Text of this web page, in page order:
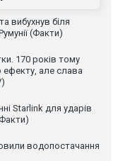
вибухнув біля
(Факти)
170 років тому
ефекту, але слава
Starlink для ударів
водопостачання